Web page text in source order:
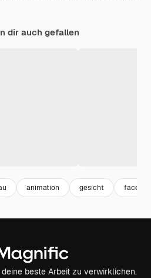
dir auch gefallen
animation gesicht face
beste Arbeit zu verwirklichen.